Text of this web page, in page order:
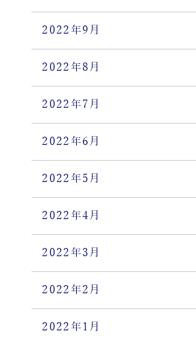
2022年9月
2022年8月
2022年7月
2022年6月
2022年5月
2022年4月
2022年3月
2022年2月
2022年1月